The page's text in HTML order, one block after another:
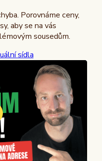
Porovnáme ceny,
aby se na vás
sousedům.
sídla